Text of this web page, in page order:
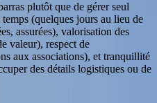
plutôt que de gérer seul
(quelques jours au lieu de
assurées), valorisation des
valeur), respect de
aux associations), et tranquillité
des détails logistiques ou de